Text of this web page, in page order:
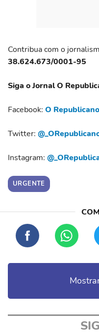
Contribua com o
38.624.673/0001-95
Siga o Jornal O
Facebook: O
Twitter:
Instagram:
URGENTE